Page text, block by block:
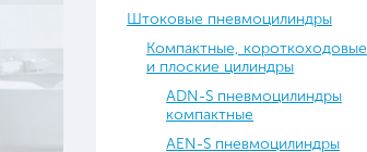
Штоковые пневмоцилиндры
Компактные, короткоходовые
и плоские цилиндры
ADN-S пневмоцилиндры
компактные
AEN-S пневмоцилиндры